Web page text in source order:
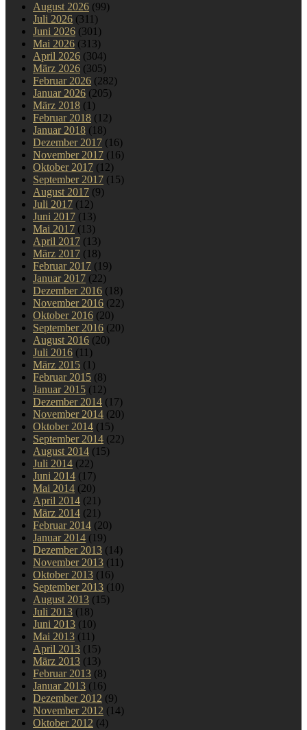
August 2026 (99)
Juli 2026 (311)
Juni 2026 (301)
Mai 2026 (313)
April 2026 (304)
März 2026 (305)
Februar 2026 (282)
Januar 2026 (205)
März 2018 (1)
Februar 2018 (12)
Januar 2018 (18)
Dezember 2017 (16)
November 2017 (16)
Oktober 2017 (12)
September 2017 (15)
August 2017 (9)
Juli 2017 (12)
Juni 2017 (13)
Mai 2017 (13)
April 2017 (13)
März 2017 (18)
Februar 2017 (19)
Januar 2017 (22)
Dezember 2016 (18)
November 2016 (22)
Oktober 2016 (20)
September 2016 (20)
August 2016 (20)
Juli 2016 (11)
März 2015 (1)
Februar 2015 (8)
Januar 2015 (12)
Dezember 2014 (17)
November 2014 (20)
Oktober 2014 (15)
September 2014 (22)
August 2014 (15)
Juli 2014 (22)
Juni 2014 (17)
Mai 2014 (20)
April 2014 (21)
März 2014 (21)
Februar 2014 (20)
Januar 2014 (19)
Dezember 2013 (14)
November 2013 (11)
Oktober 2013 (16)
September 2013 (10)
August 2013 (15)
Juli 2013 (18)
Juni 2013 (10)
Mai 2013 (11)
April 2013 (15)
März 2013 (13)
Februar 2013 (8)
Januar 2013 (16)
Dezember 2012 (9)
November 2012 (14)
Oktober 2012 (4)